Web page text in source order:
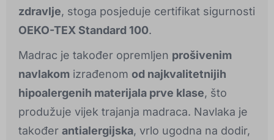
zdravlje, stoga posjeduje certifikat sigurnosti
OEKO-TEX Standard 100.
Madrac je također opremljen prošivenim
navlakom izrađenom od najkvalitetnijih
hipoalergenih materijala prve klase, što
produžuje vijek trajanja madraca. Navlaka je
također antialergijska, vrlo ugodna na dodir,